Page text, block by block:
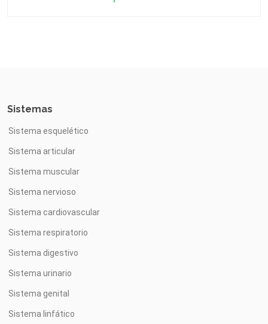
Sistemas
Sistema esquelético
Sistema articular
Sistema muscular
Sistema nervioso
Sistema cardiovascular
Sistema respiratorio
Sistema digestivo
Sistema urinario
Sistema genital
Sistema linfático